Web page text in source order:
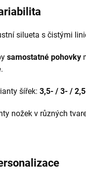
silueta s čistými
samostatné pohovky
.
šířek: 3,5‑ / 3‑ /
nožek v různých